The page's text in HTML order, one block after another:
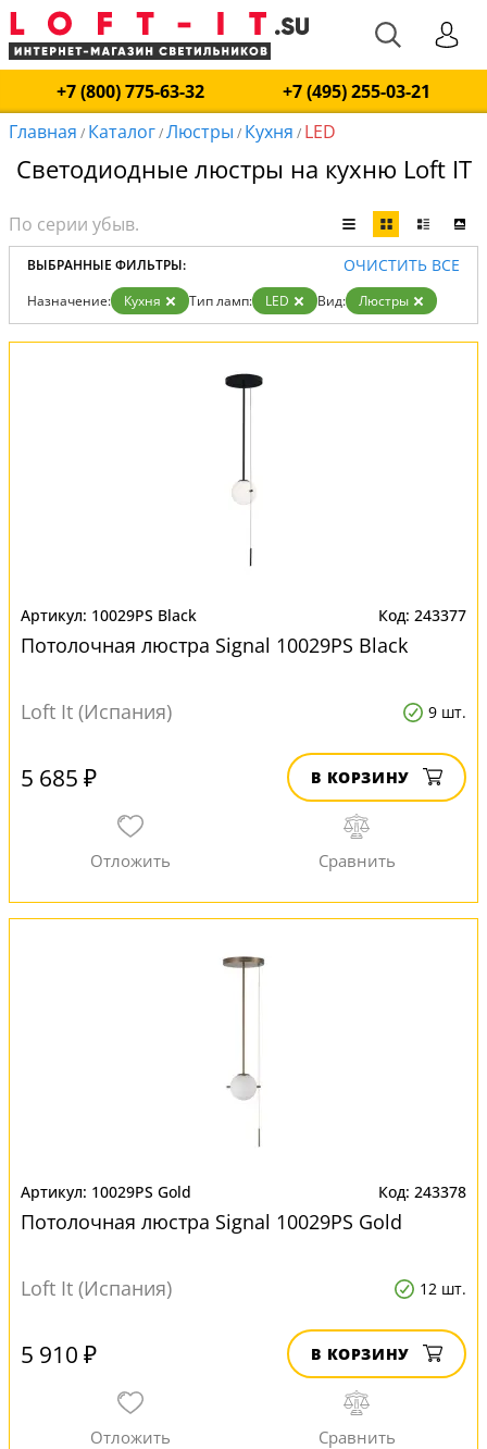
+7 (800) 775-63-32
+7 (495) 255-03-21
Главная / Каталог/Люстры / Кухня / LED
Светодиодные люстры на кухню Loft IT
ВЫБРАННЫЕ ФИЛЬТРЫ: ОЧИСТИТЬ ВСЕ
Назначение: Кухня Тип ламп: LED Вид: Люстры
10029PS Black 243377
Потолочная люстра Signal 10029PS Black
Loft It (Испания) 9 шт.
5 685 ₽ В КОРЗИНУ
10029PS Gold 243378
Потолочная люстра Signal 10029PS Gold
Loft It (Испания) 12 шт.
5 910 ₽ В КОРЗИНУ